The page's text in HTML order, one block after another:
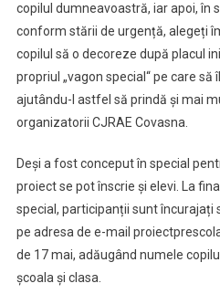
copilul dumneavoastră, iar apoi, în
conform stării de urgență, alegeți
copilul să o decoreze după placul
propriul „vagon special“ pe care
ajutându-l astfel să prindă și mai
organizatorii CJRAE Covasna.
Deşi a fost conceput în special
proiect se pot înscrie şi elevi. La
special, participanții sunt
pe adresa de e-mail
de 17 mai, adăugând numele
şcoala şi clasa.